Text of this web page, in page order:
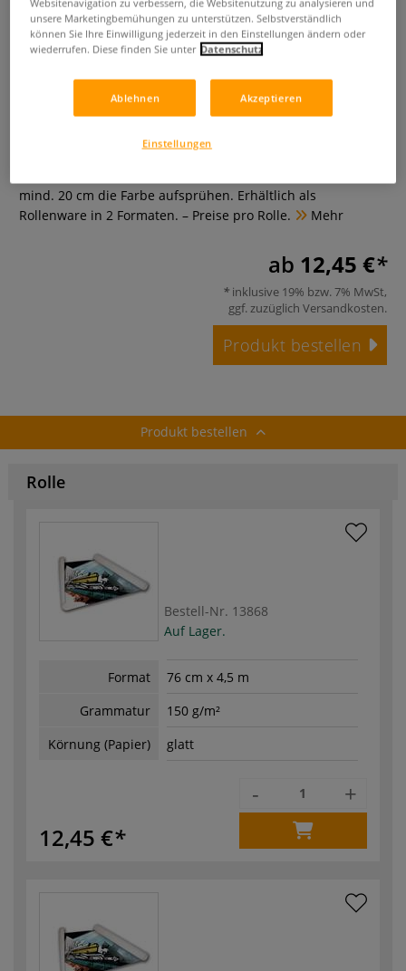
CRESCENT® GRAFFITI-Papier
0 Bewertungen
Speziell für Sprühfarbe und Marker konzipiertes Papier. Die
Papier-Oberfläche nimmt die Farbe sehr gut ohne zu
mind. 20 cm die Farbe aufsprühen. Erhältlich als
Rollenware in 2 Formaten. – Preise pro Rolle.
Mehr
ab 12,45 €
inklusive 19% bzw. 7% MwSt,
ggf. zuzüglich Versandkosten.
Produkt bestellen
Produkt bestellen
Rolle
Bestell-Nr. 13868
Auf Lager.
Format
76 cm x 4,5 m
Grammatur
150 g/m²
Körnung (Papier)
glatt
12,45 €
- +
Websitenavigation zu verbessern, die Websitenutzung zu analysieren und
unsere Marketingbemühungen zu unterstützen. Selbstverständlich
können Sie Ihre Einwilligung jederzeit in den Einstellungen ändern oder
wiederrufen. Diese finden Sie unter Datenschutz
Ablehnen Akzeptieren
Einstellungen